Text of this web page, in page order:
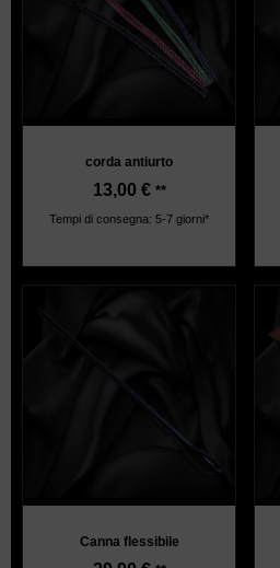
corda antiurto
13,00 € **
Tempi di consegna: 5-7 giorni*
Canna flessibile